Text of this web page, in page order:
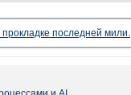
последней мили.